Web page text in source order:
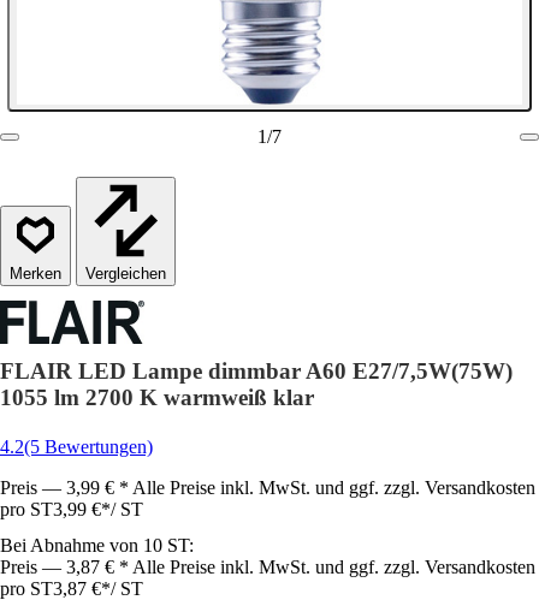
1/7
Vergleichen
FLAIR LED Lampe dimmbar A60 E27/7,5W(75W)
1055 lm 2700 K warmweiß klar
4.2(5 Bewertungen)
Preis — 3,99 € * Alle Preise inkl. MwSt. und ggf. zzgl. Versandkosten
pro ST3,99 €*/ ST
Bei Abnahme von 10 ST:
Preis — 3,87 € * Alle Preise inkl. MwSt. und ggf. zzgl. Versandkosten
pro ST3,87 €*/ ST